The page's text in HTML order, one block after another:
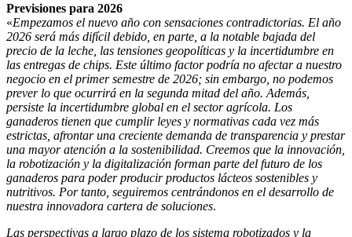
Previsiones para 2026
«Empezamos el nuevo año con sensaciones contradictorias. El año
2026 será más difícil debido, en parte, a la notable bajada del
precio de la leche, las tensiones geopolíticas y la incertidumbre en
las entregas de chips. Este último factor podría no afectar a nuestro
negocio en el primer semestre de 2026; sin embargo, no podemos
prever lo que ocurrirá en la segunda mitad del año. Además,
persiste la incertidumbre global en el sector agrícola. Los
ganaderos tienen que cumplir leyes y normativas cada vez más
estrictas, afrontar una creciente demanda de transparencia y prestar
una mayor atención a la sostenibilidad. Creemos que la innovación,
la robotización y la digitalización forman parte del futuro de los
ganaderos para poder producir productos lácteos sostenibles y
nutritivos. Por tanto, seguiremos centrándonos en el desarrollo de
nuestra innovadora cartera de soluciones.
Las perspectivas a largo plazo de los sistema robotizados y la